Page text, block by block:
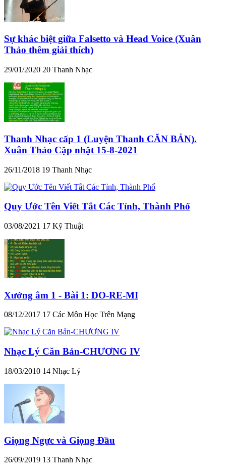
Sự khác biệt giữa Falsetto và Head Voice (Xuân
Thảo thêm giải thích)
29/01/2020 20 Thanh Nhạc
Thanh Nhạc cấp 1 (Luyện Thanh CĂN BẢN).
Xuân Thảo Cập nhật 15-8-2021
26/11/2018 19 Thanh Nhạc
Quy Ước Tên Viết Tắt Các Tỉnh, Thành Phố
03/08/2021 17 Kỹ Thuật
Xướng âm 1 - Bài 1: DO-RE-MI
08/12/2017 17 Các Môn Học Trên Mạng
Nhạc Lý Căn Bản-CHƯƠNG IV
18/03/2010 14 Nhạc Lý
Giọng Ngực và Giọng Đầu
26/09/2019 13 Thanh Nhạc